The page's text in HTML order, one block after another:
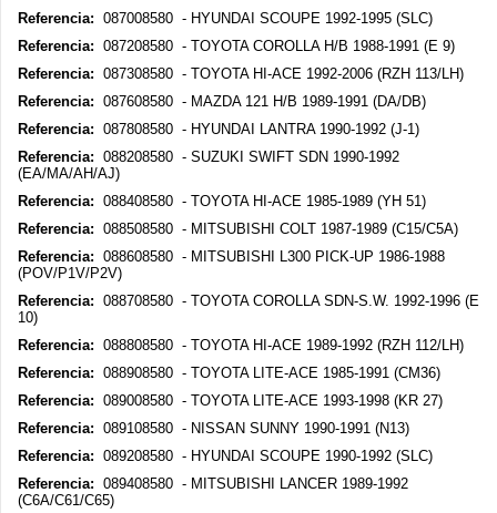
Referencia: 087008580 - HYUNDAI SCOUPE 1992-1995 (SLC)
Referencia: 087208580 - TOYOTA COROLLA H/B 1988-1991 (E 9)
Referencia: 087308580 - TOYOTA HI-ACE 1992-2006 (RZH 113/LH)
Referencia: 087608580 - MAZDA 121 H/B 1989-1991 (DA/DB)
Referencia: 087808580 - HYUNDAI LANTRA 1990-1992 (J-1)
Referencia: 088208580 - SUZUKI SWIFT SDN 1990-1992
(EA/MA/AH/AJ)
Referencia: 088408580 - TOYOTA HI-ACE 1985-1989 (YH 51)
Referencia: 088508580 - MITSUBISHI COLT 1987-1989 (C15/C5A)
Referencia: 088608580 - MITSUBISHI L300 PICK-UP 1986-1988
(POV/P1V/P2V)
Referencia: 088708580 - TOYOTA COROLLA SDN-S.W. 1992-1996 (E
10)
Referencia: 088808580 - TOYOTA HI-ACE 1989-1992 (RZH 112/LH)
Referencia: 088908580 - TOYOTA LITE-ACE 1985-1991 (CM36)
Referencia: 089008580 - TOYOTA LITE-ACE 1993-1998 (KR 27)
Referencia: 089108580 - NISSAN SUNNY 1990-1991 (N13)
Referencia: 089208580 - HYUNDAI SCOUPE 1990-1992 (SLC)
Referencia: 089408580 - MITSUBISHI LANCER 1989-1992
(C6A/C61/C65)